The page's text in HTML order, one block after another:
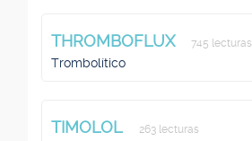
THROMBOFLUX 745 lecturas
Trombolítico
TIMOLOL 263 lecturas